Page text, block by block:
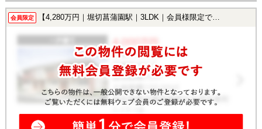
会員限定 【4,280万円｜堀切菖蒲園駅｜3LDK｜会員様限定で公開中！】